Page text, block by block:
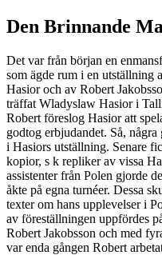
Den Brinnande
Det var från början en
som ägde rum i en
Hasior och av Robert
träffat Wladyslaw Hasior i
Robert föreslog Hasior att
godtog erbjudandet. Så,
i Hasiors utställning. Senare
kopior, s k repliker av vissa
assistenter från Polen gjorde
åkte på egna turnéer. Dessa
texter om hans upplevelser i
av föreställningen uppfördes
Robert Jakobsson och med
var enda gången Robert